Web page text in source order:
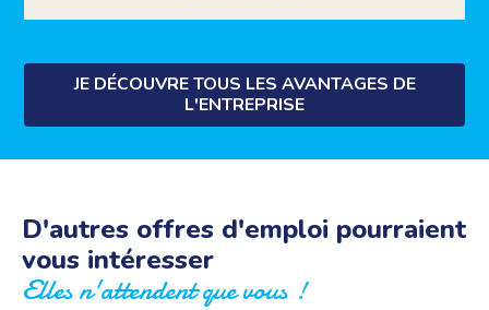
JE DÉCOUVRE TOUS LES AVANTAGES DE
L'ENTREPRISE
D'autres offres d'emploi pourraient
vous intéresser
Elles n'attendent que vous !